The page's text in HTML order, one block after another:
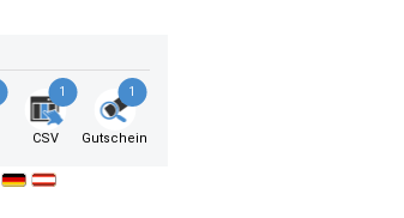
1
CSV
1
Gutschein